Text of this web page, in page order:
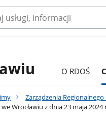
O RDOŚ
Zarządzenia
Wrocławiu z dnia 23 maja